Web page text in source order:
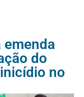
emenda
do
no